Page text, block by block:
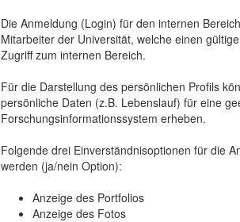
Die Anmeldung (Login) für den internen
Mitarbeiter der Universität, welche einen
Zugriff zum internen Bereich.
Für die Darstellung des persönlichen Profils
persönliche Daten (z.B. Lebenslauf) für eine
Forschungsinformationssystem erheben.
Folgende drei Einverständnisoptionen für die
werden (ja/nein Option):
Anzeige des Portfolios
Anzeige des Fotos